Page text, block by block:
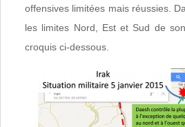
offensives limitées mais réussies.
les limites Nord, Est et Sud de
croquis ci-dessous.